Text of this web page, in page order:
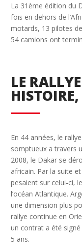
La 31ème édition du
fois en dehors de
motards, 13 pilotes
54 camions ont
LE
En 44 années, le
somptueux a travers
2008, le Dakar se
africain. Par la suite
pesaient sur celui-ci,
l’océan Atlantique.
une dimension plus
rallye continue en
un contrat a été
5 ans.